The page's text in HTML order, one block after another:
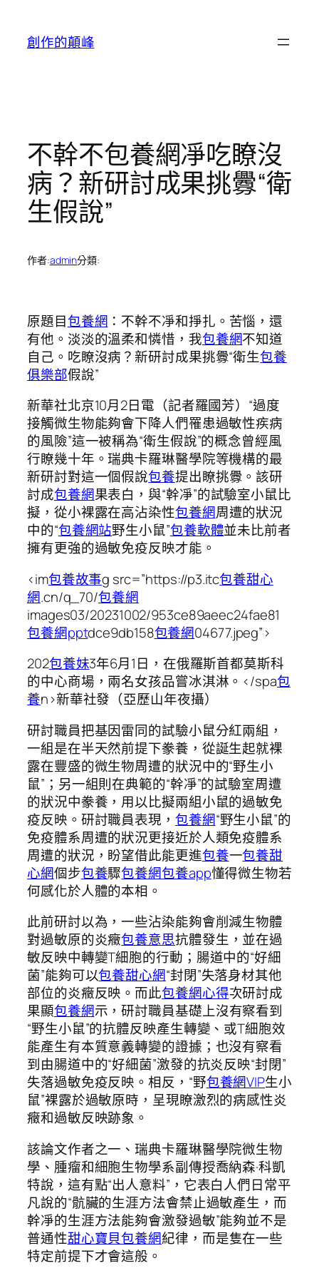
創作的顛峰
不幹不包養網凈吃瞭沒
病？新研討成果挑釁“衛
生假說”
作者:admin分類:
原題目包養網 ：不幹不凈和掙扎。苦惱，還
有他。淡淡的溫柔和憐惜，我包養網不知道
自己。吃瞭沒病？新研討成果挑釁“衛生包養
俱樂部假說”
新華社北京10月2日電（記者羅國芳）“過度
接觸微生物能夠會下降人們罹患過敏性疾病
的風險”這一被稱為“衛生假說”的概念曾經風
行瞭幾十年。瑞典卡羅琳醫學院等機構的最
新研討對這一個假說包養提出瞭挑釁。該研
討成包養網果表白，與“幹凈”的試驗室小鼠比
擬，從小裸露在高沾染性包養網周遭的狀況
中的“包養網站野生小鼠”包養軟體並未比前者
擁有更強的過敏免疫反映才能。
<im包養故事g src=”https://p3.itc包養甜心
網.cn/q_70/包養網
images03/20231002/953ce89aeec24fae81
包養網pptdce9db158包養網04677.jpeg”>
202包養妹3年6月1日，在俄羅斯首都莫斯科
的中心商場，兩名女孩品嘗冰淇淋。</spa包
養n>新華社發（亞歷山年夜攝）
研討職員把基因雷同的試驗小鼠分紅兩組，
一組是在半天然前提下豢養，從誕生起就裸
露在豐盛的微生物周遭的狀況中的“野生小
鼠”；另一組則在典範的“幹凈”的試驗室周遭
的狀況中豢養，用以比擬兩組小鼠的過敏免
疫反映。研討職員表現， 包養網“野生小鼠”的
免疫體系周遭的狀況更接近於人類免疫體系
周遭的狀況，盼望借此能更進包養一包養甜
心網個步包養驟包養網包養app懂得微生物若
何感化於人體的本相。
此前研討以為，一些沾染能夠會削減生物體
對過敏原的炎癥包養意思抗體發生，並在過
敏反映中轉變T細胞的行動；腸道中的“好細
菌”能夠可以包養甜心網“封閉”失落身材其他
部位的炎癥反映。而此包養網心得次研討成
果顯包養網示，研討職員基礎上沒有察看到
“野生小鼠”的抗體反映產生轉變、或T細胞效
能產生有本質意義轉變的證據；也沒有察看
到由腸道中的“好細菌”激發的抗炎反映“封閉”
失落過敏免疫反映。相反，“野包養網VIP生小
鼠”裸露於過敏原時，呈現瞭激烈的病感性炎
癥和過敏反映跡象。
該論文作者之一、瑞典卡羅琳醫學院微生物
學、腫瘤和細胞生物學系副傳授喬納森·科凱
特說，這有點“出人意料”，它表白人們日常平
凡說的“骯臟的生涯方法會禁止過敏產生，而
幹凈的生涯方法能夠會激發過敏”能夠並不是
普通性甜心寶貝包養網紀律，而是隻在一些
特定前提下才會這般。